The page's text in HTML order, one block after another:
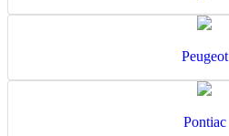
Peugeot
Pontiac